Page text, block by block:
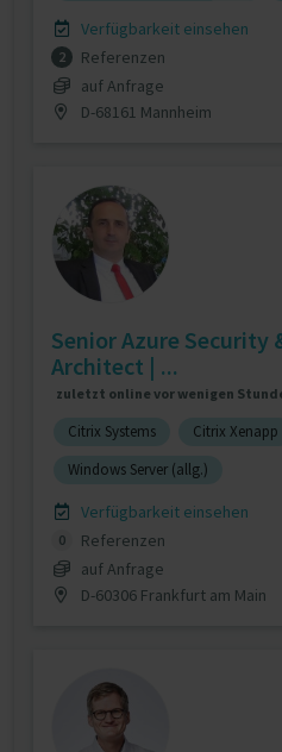
Verfügbarkeit einsehen
2
Referenzen
auf Anfrage
D-68161 Mannheim
Senior Azure Security
Architect | ...
zuletzt online vor wenigen
Citrix Systems Citrix Xenapp
Windows Server (allg.)
Verfügbarkeit einsehen
0
Referenzen
auf Anfrage
D-60306 Frankfurt am Main